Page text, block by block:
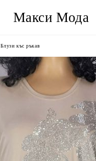
Макси Мода
Блузи къс ръкав